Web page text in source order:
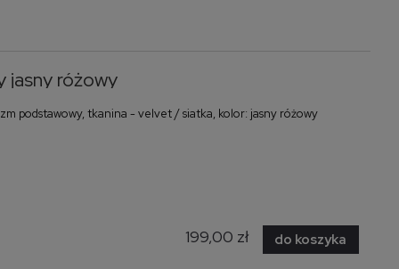
jasny różowy
podstawowy, tkanina - velvet / siatka, kolor: jasny różowy
199,00 zł do koszyka